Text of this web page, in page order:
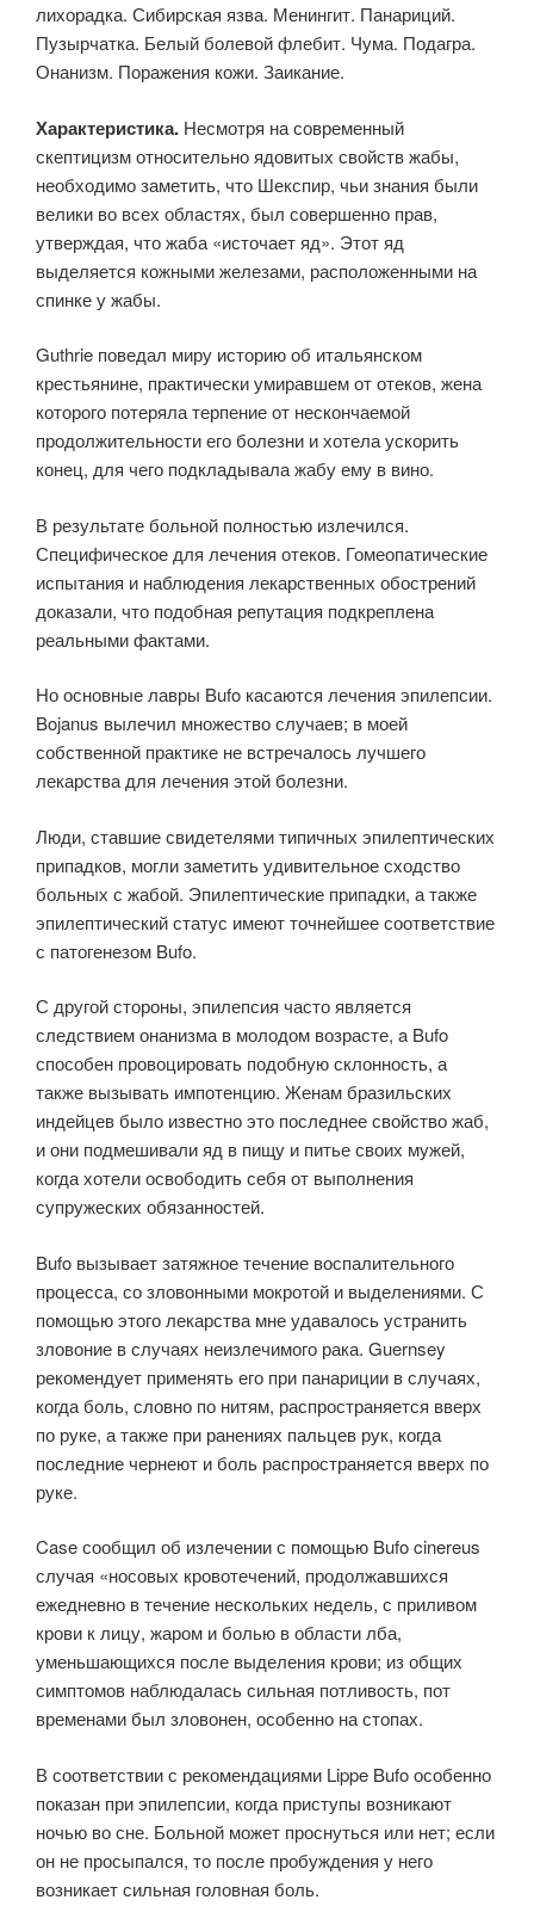
лихорадка. Сибирская язва. Менингит. Панариций.
Пузырчатка. Белый болевой флебит. Чума. Подагра.
Онанизм. Поражения кожи. Заикание.
Характеристика. Несмотря на современный
скептицизм относительно ядовитых свойств жабы,
необходимо заметить, что Шекспир, чьи знания были
велики во всех областях, был совершенно прав,
утверждая, что жаба «источает яд». Этот яд
выделяется кожными железами, расположенными на
спинке у жабы.
Guthrie поведал миру историю об итальянском
крестьянине, практически умиравшем от отеков, жена
которого потеряла терпение от нескончаемой
продолжительности его болезни и хотела ускорить
конец, для чего подкладывала жабу ему в вино.
В результате больной полностью излечился.
Специфическое для лечения отеков. Гомеопатические
испытания и наблюдения лекарственных обострений
доказали, что подобная репутация подкреплена
реальными фактами.
Но основные лавры Bufo касаются лечения эпилепсии.
Bojanus вылечил множество случаев; в моей
собственной практике не встречалось лучшего
лекарства для лечения этой болезни.
Люди, ставшие свидетелями типичных эпилептических
припадков, могли заметить удивительное сходство
больных с жабой. Эпилептические припадки, а также
эпилептический статус имеют точнейшее соответствие
с патогенезом Bufo.
С другой стороны, эпилепсия часто является
следствием онанизма в молодом возрасте, a Bufo
способен провоцировать подобную склонность, а
также вызывать импотенцию. Женам бразильских
индейцев было известно это последнее свойство жаб,
и они подмешивали яд в пищу и питье своих мужей,
когда хотели освободить себя от выполнения
супружеских обязанностей.
Bufo вызывает затяжное течение воспалительного
процесса, со зловонными мокротой и выделениями. С
помощью этого лекарства мне удавалось устранить
зловоние в случаях неизлечимого рака. Guernsey
рекомендует применять его при панариции в случаях,
когда боль, словно по нитям, распространяется вверх
по руке, а также при ранениях пальцев рук, когда
последние чернеют и боль распространяется вверх по
руке.
Case сообщил об излечении с помощью Bufo cinereus
случая «носовых кровотечений, продолжавшихся
ежедневно в течение нескольких недель, с приливом
крови к лицу, жаром и болью в области лба,
уменьшающихся после выделения крови; из общих
симптомов наблюдалась сильная потливость, пот
временами был зловонен, особенно на стопах.
В соответствии с рекомендациями Lippe Bufo особенно
показан при эпилепсии, когда приступы возникают
ночью во сне. Больной может проснуться или нет; если
он не просыпался, то после пробуждения у него
возникает сильная головная боль.